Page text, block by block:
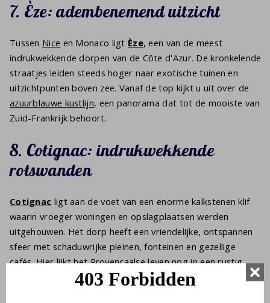
7. Èze: adembenemend uitzicht
Tussen Nice en Monaco ligt Èze, een van de meest
indrukwekkende dorpen van de Côte d'Azur. De kronkelende
straatjes leiden steeds hoger naar exotische tuinen en
uitzichtpunten boven zee. Vanaf de top kijkt u uit over de
azuurblauwe kustlijn, een panorama dat tot de mooiste van
Zuid-Frankrijk behoort.
8. Cotignac: indrukwekkende
rotswanden
Cotignac ligt aan de voet van een enorme kalkstenen klif
waarin vroeger woningen en opslagplaatsen werden
uitgehouwen. Het dorp heeft een vriendelijke, ontspannen
sfeer met schaduwrijke pleinen, fonteinen en gezellige
cafés. Hier lijkt het Provençaalse leven nog in een rustig
tempo voort te kabbelen.